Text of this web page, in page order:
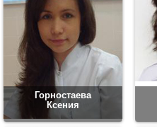
Горностаева
Ксения